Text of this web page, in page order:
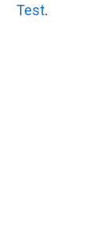
Test.